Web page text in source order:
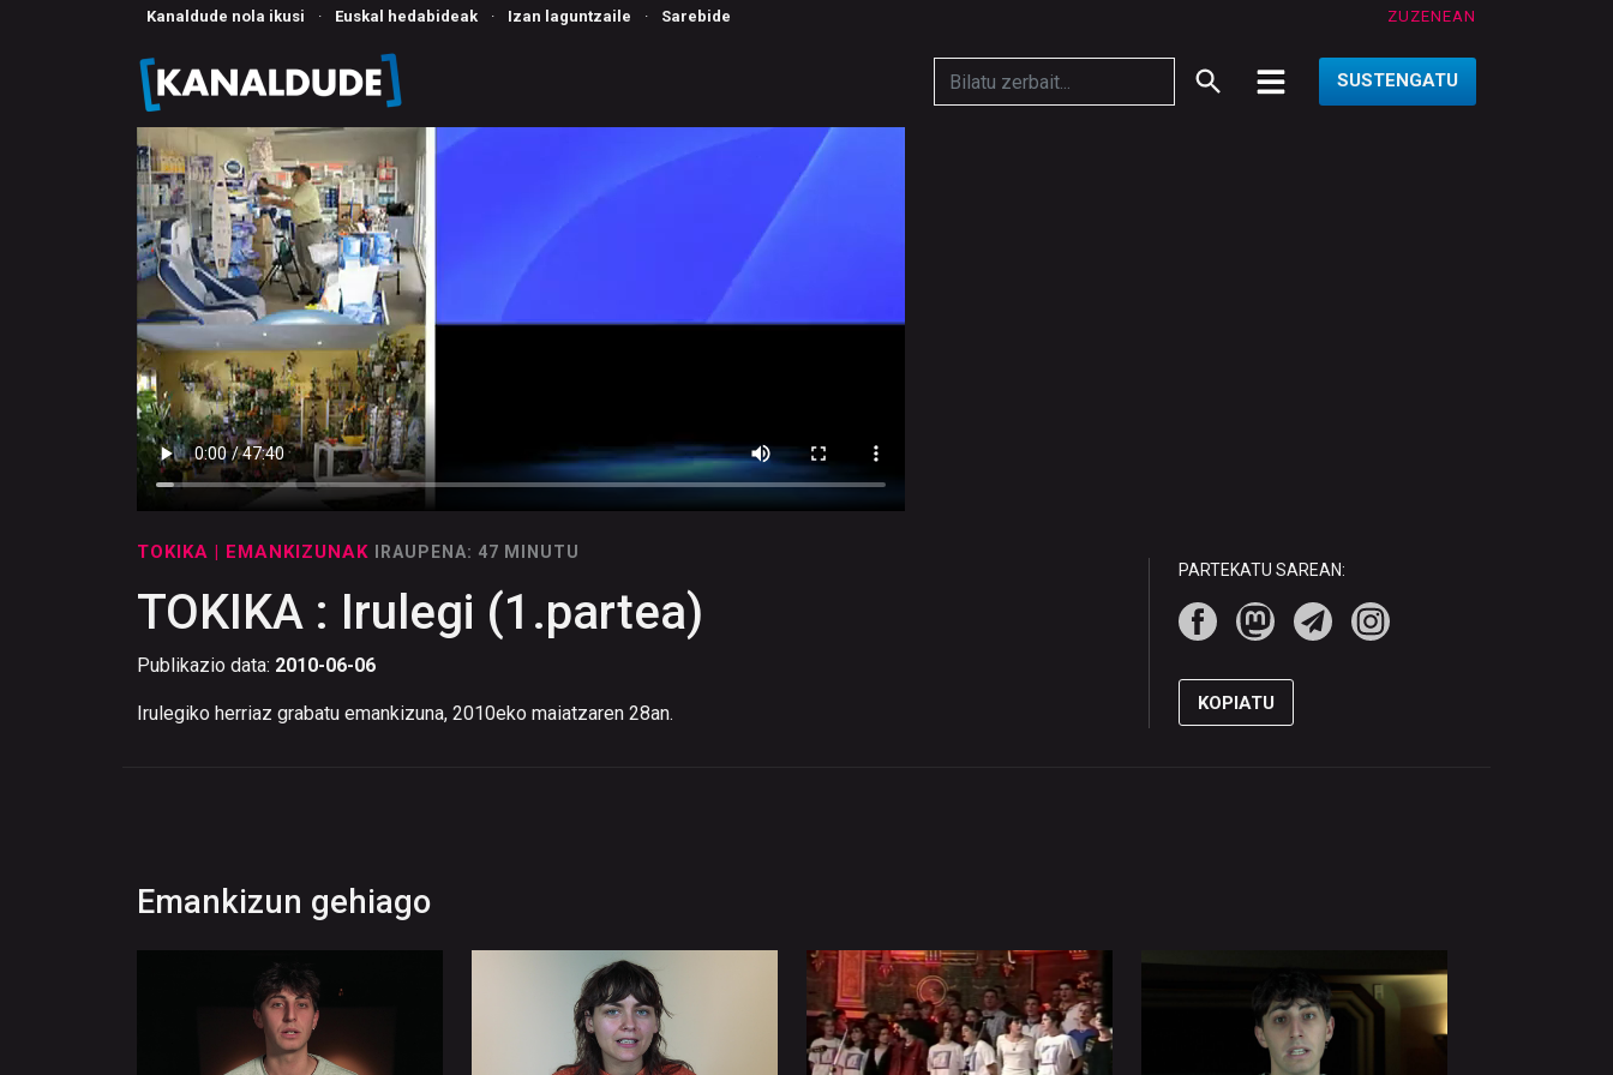
Kanaldude nola ikusi · Euskal hedabideak · Izan laguntzaile · Sarebide ZUZENEAN
SUSTENGATU
TOKIKA | EMANKIZUNAK IRAUPENA: 47 MINUTU
TOKIKA : Irulegi (1.partea)
Publikazio data: 2010-06-06
Irulegiko herriaz grabatu emankizuna, 2010eko maiatzaren 28an.
PARTEKATU SAREAN:
KOPIATU
Emankizun gehiago